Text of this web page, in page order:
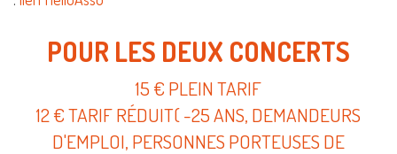
POUR LES DEUX CONCERTS
15 € PLEIN TARIF
12 € TARIF RÉDUIT( -25 ANS, DEMANDEURS
D'EMPLOI, PERSONNES PORTEUSES DE